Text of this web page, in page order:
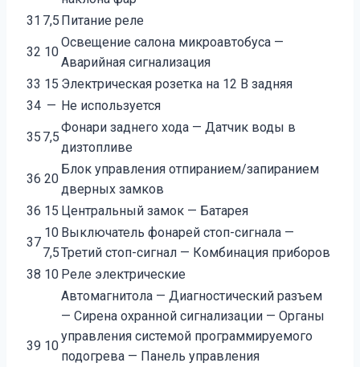
31 7,5 Питание реле
32 10
Освещение салона микроавтобуса —
Аварийная сигнализация
33 15 Электрическая розетка на 12 В задняя
34 — Не используется
35 7,5
Фонари заднего хода — Датчик воды в
дизтопливе
36 20
Блок управления отпиранием/запиранием
дверных замков
36 15 Центральный замок — Батарея
37
10
7,5
Выключатель фонарей стоп-сигнала —
Третий стоп-сигнал — Комбинация приборов
38 10 Реле электрические
39 10
Автомагнитола — Диагностический разъем
— Сирена охранной сигнализации — Органы
управления системой программируемого
подогрева — Панель управления